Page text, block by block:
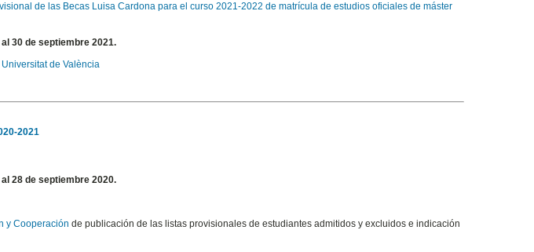
de las Becas Luisa Cardona para el curso 2021-2022 de matrícula de estudios oficiales de máster
30 de septiembre 2021.
de València
2021
28 de septiembre 2020.
y Cooperación de publicación de las listas provisionales de estudiantes admitidos y excluidos e indicación